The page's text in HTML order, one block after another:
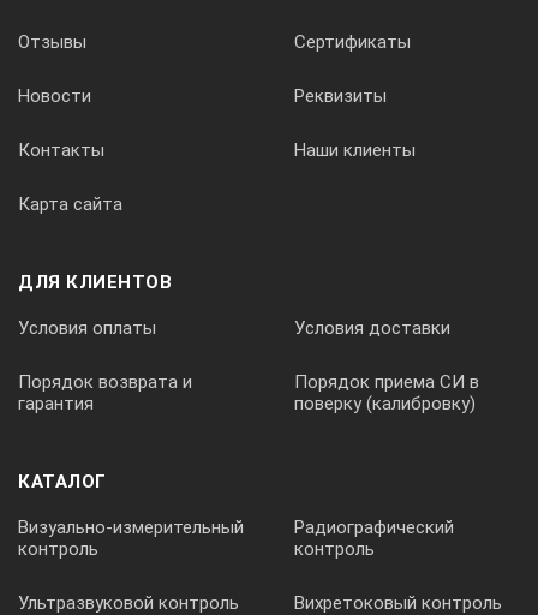
нет
Разрешенное время во вкл. состоянии
Размеры
115 x 355 x 139 mm
Вес
Отзывы Сертификаты
Новости Реквизиты
Контакты Наши клиенты
Карта сайта
ДЛЯ КЛИЕНТОВ
Условия оплаты Условия доставки
Порядок возврата и
гарантия
Порядок приема СИ в
поверку (калибровку)
КАТАЛОГ
Визуально-измерительный
контроль
Радиографический
контроль
Ультразвуковой контроль Вихретоковый контроль